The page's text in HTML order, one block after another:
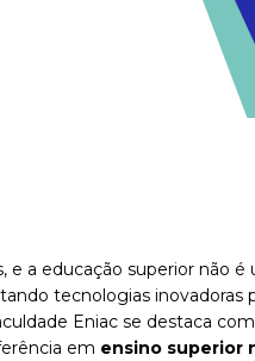
a educação superior não é
tecnologias inovadoras
Eniac se destaca
em ensino superior